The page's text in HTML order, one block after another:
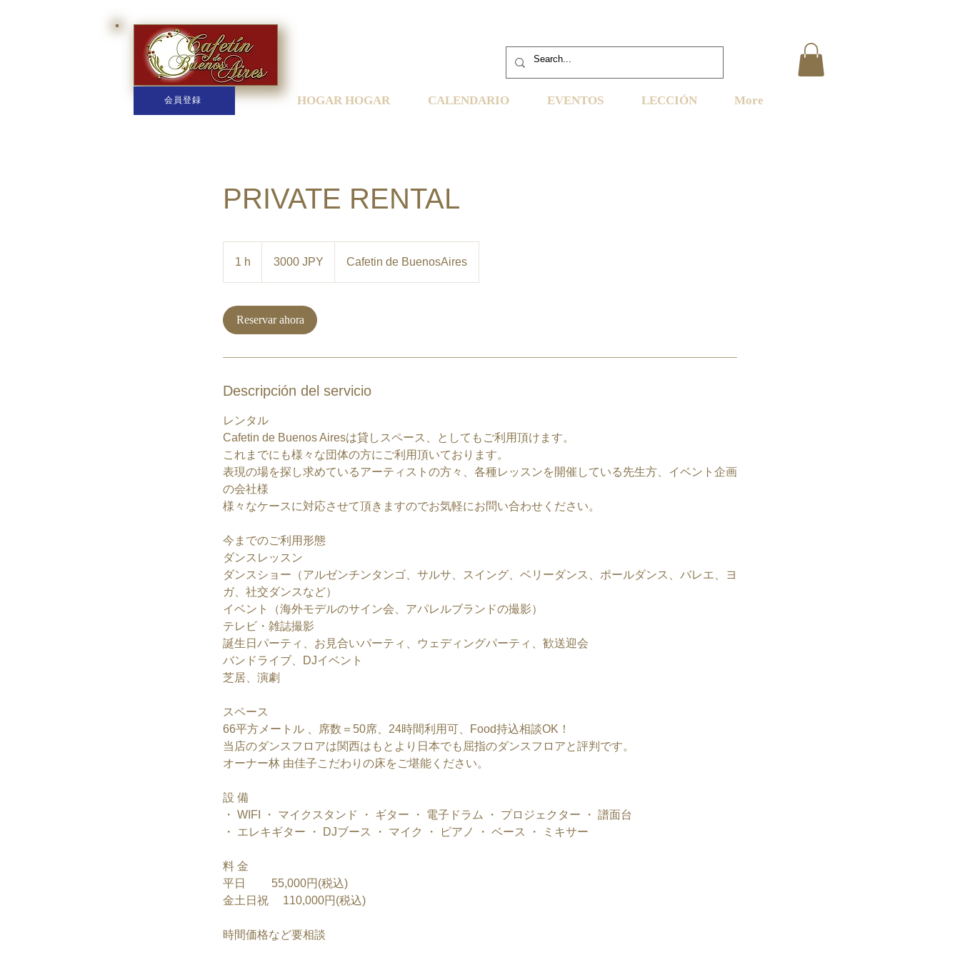
会員登録 HOGAR HOGAR CALENDARIO EVENTOS LECCIÓN More
PRIVATE RENTAL
1 h
japoneses
3000 JPY Cafetin de BuenosAires
Reservar ahora
Descripción del servicio
レンタル
Cafetin de Buenos Airesは貸しスペース、としてもご利用頂けます。
これまでにも様々な団体の方にご利用頂いております。
表現の場を探し求めているアーティストの方々、各種レッスンを開催している先生方、イベント企画
の会社様
様々なケースに対応させて頂きますのでお気軽にお問い合わせください。
今までのご利用形態
ダンスレッスン
ダンスショー（アルゼンチンタンゴ、サルサ、スイング、ベリーダンス、ポールダンス、バレエ、ヨ
ガ、社交ダンスなど）
イベント（海外モデルのサイン会、アパレルブランドの撮影）
テレビ・雑誌撮影
誕生日パーティ、お見合いパーティ、ウェディングパーティ、歓送迎会
バンドライブ、DJイベント
芝居、演劇
スペース
66平方メートル 、席数＝50席、24時間利用可、Food持込相談OK！
当店のダンスフロアは関西はもとより日本でも屈指のダンスフロアと評判です。
オーナー林 由佳子こだわりの床をご堪能ください。
設 備
・ WIFI ・ マイクスタンド ・ ギター ・ 電子ドラム ・ プロジェクター ・ 譜面台
・ エレキギター ・ DJブース ・ マイク ・ ピアノ ・ ベース ・ ミキサー
料 金
平日 55,000円(税込)
金土日祝 110,000円(税込)
​時間価格など要相談